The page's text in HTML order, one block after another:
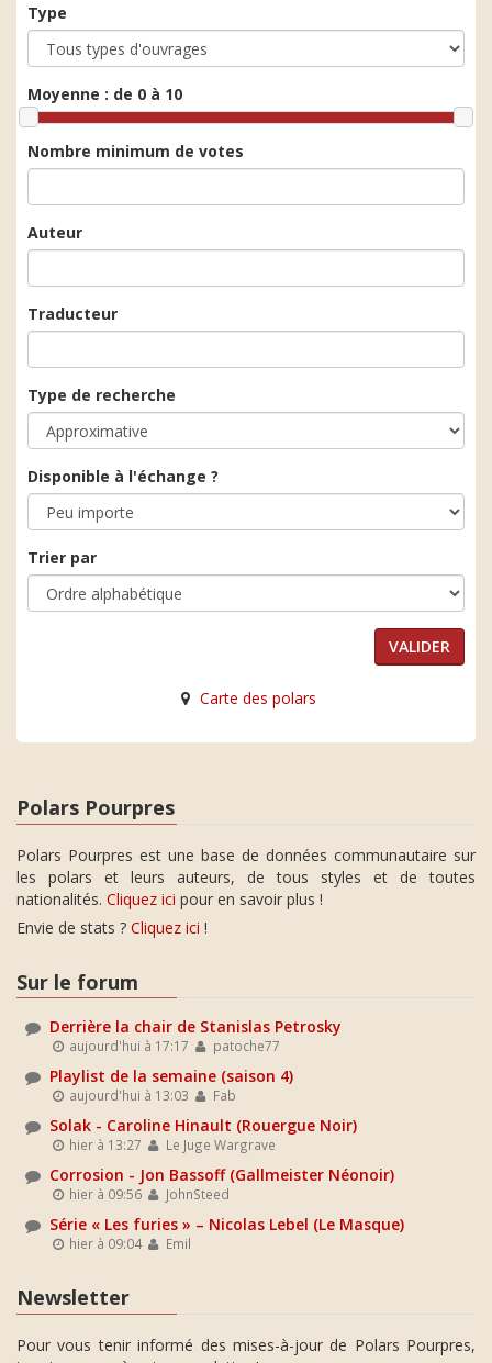
Type
Moyenne : de 0 à 10
Nombre minimum de votes
Auteur
Traducteur
Type de recherche
Disponible à l'échange ?
Trier par
Carte des polars
Polars Pourpres
Polars Pourpres est une base de données communautaire sur
les polars et leurs auteurs, de tous styles et de toutes
nationalités. Cliquez ici pour en savoir plus !
Envie de stats ? Cliquez ici !
Sur le forum
Derrière la chair de Stanislas Petrosky
aujourd'hui à 17:17 patoche77
Playlist de la semaine (saison 4)
aujourd'hui à 13:03 Fab
Solak - Caroline Hinault (Rouergue Noir)
hier à 13:27 Le Juge Wargrave
Corrosion - Jon Bassoff (Gallmeister Néonoir)
hier à 09:56 JohnSteed
Série « Les furies » – Nicolas Lebel (Le Masque)
hier à 09:04 Emil
Newsletter
Pour vous tenir informé des mises-à-jour de Polars Pourpres,